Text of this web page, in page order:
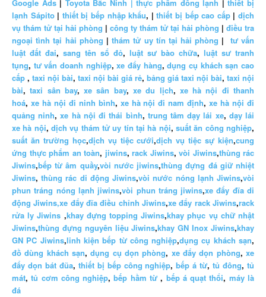
Google Ads| Toyota Bắc Ninh | thực phẩm đông lạnh |thiết bị
lạnh Sápito | thiết bị bếp nhập khẩu, |thiết bị bếp cao cấp|dịch
vụ thám tử tại hải phòng | công ty thám tử tại hải phòng | điều tra
ngoại tình tại hải phòng |thám tử uy tín tại hải phòng | tư vấn
luật đất đai, sang tên sổ đỏ, luật sư bào chữa, luật sư tranh
tụng, tư vấn doanh nghiệp,xe đẩy hàng,dụng cụ khách sạn cao
cấp , taxi nội bài, taxi nội bài giá rẻ, bảng giá taxi nội bài, taxi nội
bài,taxi sân bay,xe sân bay,xe du lịch, xe hà nội đi thanh
hoá, xe hà nội đi ninh bình, xe hà nội đi nam định,xe hà nội đi
quảng ninh,xe hà nội đi thái bình, trung tâm dạy lái xe, dạy lái
xe hà nội,dịch vụ thám tử uy tín tại hà nội,suất ăn công nghiệp,
suất ăn trường học,dịch vụ tiệc cưới,dịch vụ tiệc sự kiện,cung
ứng thực phẩm an toàn, jiwins, rack Jiwins, vòi Jiwins,thùng rác
Jiwins,bếp từ âm quầy,vòi nước jiwins,thùng đựng đá giữ nhiệt
Jiwins,thùng rác di động Jiwins,vòi nước nóng lạnh Jiwins,vòi
phun tráng nóng lạnh jiwins,vòi phun tráng jiwins,xe đẩy đĩa di
động Jiwins,xe đẩy đĩa điều chỉnh Jiwins,xe đẩy rack Jiwins,rack
rửa ly Jiwins ,khay đựng topping Jiwins,khay phục vụ chữ nhật
Jiwins,thùng đựng nguyên liệu Jiwins,khay GN Inox Jiwins,khay
GN PC Jiwins,linh kiện bếp từ công nghiệp,dụng cụ khách sạn,
đồ dùng khách sạn,dụng cụ dọn phòng, xe đẩy dọn phòng,xe
đẩy dọn bát đũa, thiết bị bếp công nghiệp,bếp á từ,tủ đông,tủ
mát,tủ cơm công nghiệp,bếp hầm từ , bếp á quạt thổi, máy là
đá